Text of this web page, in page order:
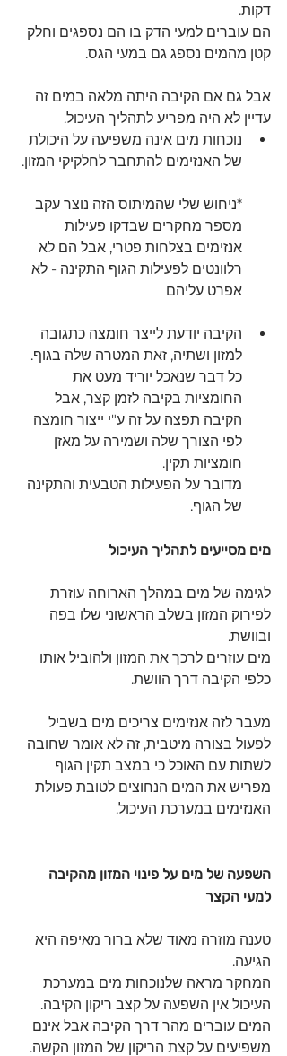
דקות.
הם עוברים למעי הדק בו הם נספגים וחלק
קטן מהמים נספג גם במעי הגס.
אבל גם אם הקיבה היתה מלאה במים זה
עדיין לא היה מפריע לתהליך העיכול.
נוכחות מים אינה משפיעה על היכולת
של האנזימים להתחבר לחלקיקי המזון.
*ניחוש שלי שהמיתוס הזה נוצר עקב
מספר מחקרים שבדקו פעילות
אנזימים בצלחות פטרי, אבל הם לא
רלוונטים לפעילות הגוף התקינה - לא
אפרט עליהם
הקיבה יודעת לייצר חומצה כתגובה
למזון ושתיה, זאת המטרה שלה בגוף.
כל דבר שנאכל יוריד מעט את
החומציות בקיבה לזמן קצר, אבל
הקיבה תפצה על זה ע"י ייצור חומצה
לפי הצורך שלה ושמירה על מאזן
חומציות תקין.
מדובר על הפעילות הטבעית והתקינה
של הגוף.
מים מסייעים לתהליך העיכול
לגימה של מים במהלך הארוחה עוזרת
לפירוק המזון בשלב הראשוני שלו בפה
ובוושת.
מים עוזרים לרכך את המזון ולהוביל אותו
כלפי הקיבה דרך הוושת.
מעבר לזה אנזימים צריכים מים בשביל
לפעול בצורה מיטבית, זה לא אומר שחובה
לשתות עם האוכל כי במצב תקין הגוף
מפריש את המים הנחוצים לטובת פעולת
האנזימים במערכת העיכול.
השפעה של מים על פינוי המזון מהקיבה
למעי הקצר
טענה מוזרה מאוד שלא ברור מאיפה היא
הגיעה.
המחקר מראה שלנוכחות מים במערכת
העיכול אין השפעה על קצב ריקון הקיבה.
המים עוברים מהר דרך הקיבה אבל אינם
משפיעים על קצת הריקון של המזון הקשה.